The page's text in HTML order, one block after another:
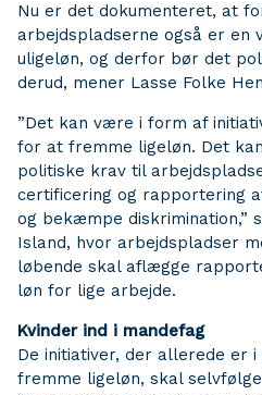
Nu er det dokumenteret, at
arbejdspladserne også er
uligeløn, og derfor bør det
derud, mener Lasse Folke
”Det kan være i form af
for at fremme ligeløn. Det
politiske krav til
certificering og rapportering
og bekæmpe diskrimination,”
Island, hvor arbejdspladser
løbende skal aflægge
løn for lige arbejde.
Kvinder ind i mandefag
De initiativer, der allerede er
fremme ligeløn, skal